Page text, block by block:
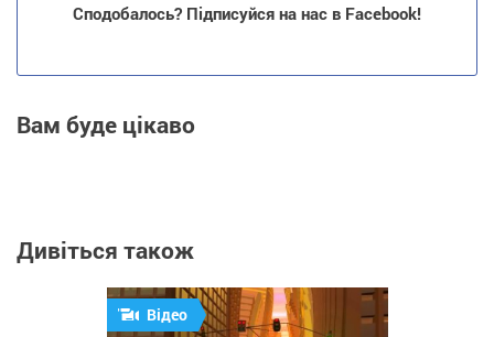
Сподобалось? Підписуйся на нас в Facebook!
Вам буде цікаво
Дивіться також
Відео